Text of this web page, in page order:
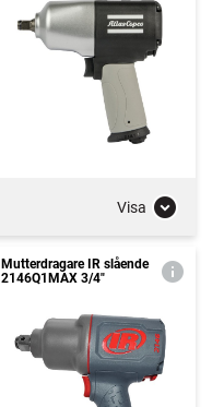
Visa
Mutterdragare IR slående
2146Q1MAX 3/4"